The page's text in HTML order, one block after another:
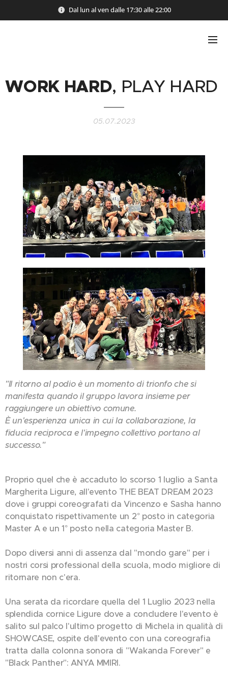
Dal lun al ven dalle 17:30 alle 22:00
WORK HARD, PLAY HARD
05.07.2023
"Il ritorno al podio è un momento di trionfo che si
manifesta quando il gruppo lavora insieme per
raggiungere un obiettivo comune.
È un'esperienza unica in cui la collaborazione, la
fiducia reciproca e l'impegno collettivo portano al
successo."
Proprio quel che è accaduto lo scorso 1 luglio a Santa
Margherita Ligure, all'evento THE BEAT DREAM 2023
dove i gruppi coreografati da Vincenzo e Sasha hanno
conquistato rispettivamente un 2° posto in categoria
Master A e un 1° posto nella categoria Master B.
Dopo diversi anni di assenza dal "mondo gare" per i
nostri corsi professional della scuola, modo migliore di
ritornare non c'era.
Una serata da ricordare quella del 1 Luglio 2023 nella
splendida cornice Ligure dove a concludere l'evento è
salito sul palco l'ultimo progetto di Michela in qualità di
SHOWCASE, ospite dell'evento con una coreografia
tratta dalla colonna sonora di "Wakanda Forever" e
"Black Panther": ANYA MMIRI.